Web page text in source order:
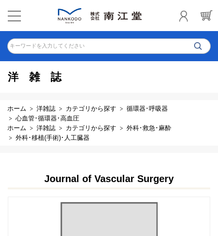
キーワードを入力してください
洋雑誌
ホーム 洋雑誌 カテゴリから探す
循環器･呼吸器
心血管･循環器･高血圧
ホーム
洋雑誌 カテゴリから探す
外科･救急･麻酔
外科･移植(手術)･人工臓器
Journal of Vascular Surgery